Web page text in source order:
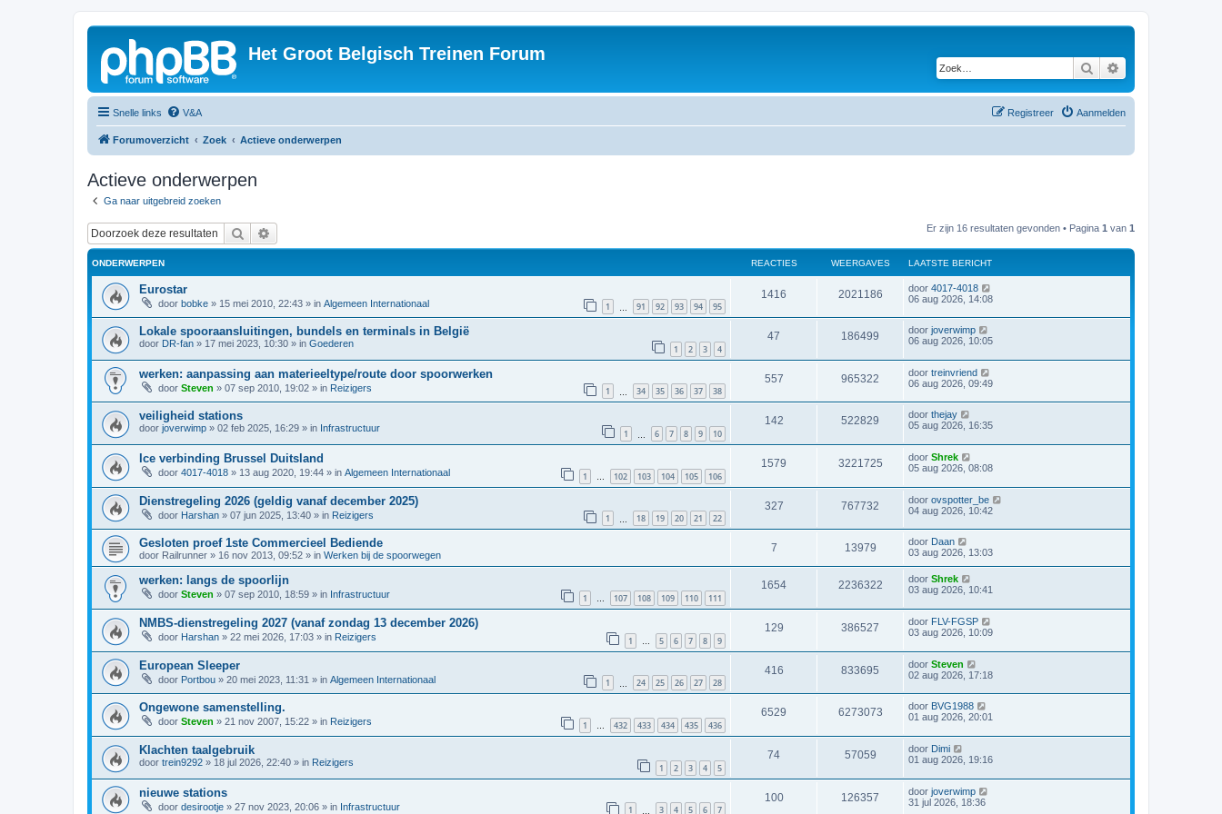
Het Groot Belgisch Treinen Forum
Zoek
Snelle links V&A Aanmelden
Registreer
Forumoverzicht Zoek Actieve onderwerpen
Actieve onderwerpen
Ga naar uitgebreid zoeken
Zoek Er zijn 16 resultaten gevonden • Pagina 1 van 1
ONDERWERPEN REACTIES WEERGAVES LAATSTE BERICHT
Eurostar
door bobke » 15 mei 2010, 22:43 » in Algemeen Internationaal 1 91 92 93 94 95
1416 2021186 door 4017-4018
06 aug 2026, 14:08
Lokale spooraansluitingen, bundels en terminals in België
door DR-fan » 17 mei 2023, 10:30 » in Goederen 1 2 3 4
47 186499 door joverwimp
06 aug 2026, 10:05
werken: aanpassing aan materieeltype/route door spoorwerken
door Steven » 07 sep 2010, 19:02 » in Reizigers 1 34 35 36 37 38
557 965322 door treinvriend
06 aug 2026, 09:49
veiligheid stations
door joverwimp » 02 feb 2025, 16:29 » in Infrastructuur 1 6 7 8 9 10
142 522829 door thejay
05 aug 2026, 16:35
Ice verbinding Brussel Duitsland
door 4017-4018 » 13 aug 2020, 19:44 » in Algemeen Internationaal 1 … 102 103 104 105 106
1579 3221725 door Shrek
05 aug 2026, 08:08
Dienstregeling 2026 (geldig vanaf december 2025)
door Harshan » 07 jun 2025, 13:40 » in Reizigers 1 18 19 20 21 22
327 767732 door ovspotter_be
04 aug 2026, 10:42
Gesloten proef 1ste Commercieel Bediende
door Railrunner » 16 nov 2013, 09:52 » in Werken bij de spoorwegen
7 13979 door Daan
03 aug 2026, 13:03
werken: langs de spoorlijn
door Steven » 07 sep 2010, 18:59 » in Infrastructuur 1 … 107 108 109 110 111
1654 2236322 door Shrek
03 aug 2026, 10:41
NMBS-dienstregeling 2027 (vanaf zondag 13 december 2026)
door Harshan » 22 mei 2026, 17:03 » in Reizigers 1 … 5 6 7 8 9
129 386527 door FLV-FGSP
03 aug 2026, 10:09
European Sleeper
door Portbou » 20 mei 2023, 11:31 » in Algemeen Internationaal 1 24 25 26 27 28
416 833695 door Steven
02 aug 2026, 17:18
Ongewone samenstelling.
door Steven » 21 nov 2007, 15:22 » in Reizigers 1 … 432 433 434 435 436
6529 6273073 door BVG1988
01 aug 2026, 20:01
Klachten taalgebruik
door trein9292 » 18 jul 2026, 22:40 » in Reizigers 1 2 3 4 5
74 57059 door Dimi
01 aug 2026, 19:16
nieuwe stations
door desirootje » 27 nov 2023, 20:06 » in Infrastructuur 1 3 4 5 6 7
100 126357 door joverwimp
31 jul 2026, 18:36